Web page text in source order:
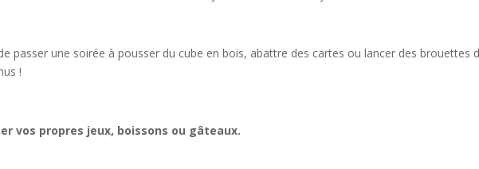
passer une soirée à pousser du cube en bois, abattre des cartes ou lancer des brouettes
!
vos propres jeux, boissons ou gâteaux.